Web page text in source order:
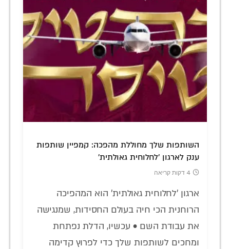
השותפות שלך מחוללת מהפכה: קמפיין שותפות
ענק לארגון 'לחלוחית גאולתית'
4 דקות קריאה
ארגון 'לחלוחית גאולתית' הוא המהפיכה
הרוחנית הכי חיה בעולם החסידות, שמנגישה
את עבודת השם • עכשיו, הדלת נפתחת
ומחכים לשותפות שלך כדי לפרוץ קדימה